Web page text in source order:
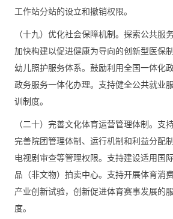
工作站分站的设立和撤销权限。
（十九）优化社会保障机制。探索公共服
加快构建以促进健康为导向的创新型医保
幼儿照护服务体系。鼓励利用全国一体化
政务服务一体化办理。支持健全公共就业
训制度。
（二十）完善文化体育运营管理体制。支
完善院团管理体制、运行机制和利益分配
电视剧审查等管理权限。支持建设适用国
品（非文物）拍卖中心。支持开展体育消
产业创新试验，创新促进体育赛事发展的
度。